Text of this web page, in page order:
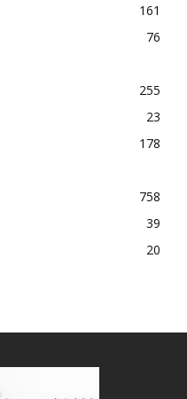
161
76
255
23
178
758
39
20